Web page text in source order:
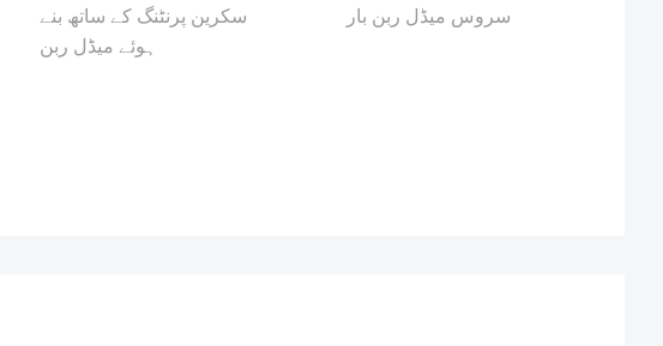
سکرین پرنٹنگ کے ساتھ بنے
ہوئے میڈل ربن
سروس میڈل ربن بار